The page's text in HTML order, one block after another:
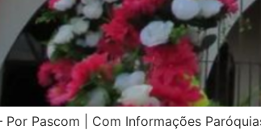
Por Pascom | Com Informações